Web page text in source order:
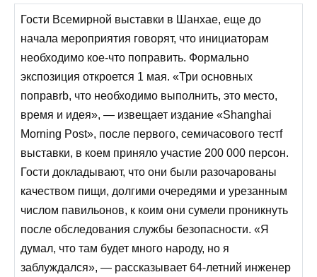
Гости Всемирной выставки в Шанхае, еще до
начала мероприятия говорят, что инициаторам
необходимо кое-что поправить. Формально
экспозиция откроется 1 мая. «Три основных
поправrb, что необходимо выполнить, это место,
время и идея», — извещает издание «Shanghai
Morning Post», после первого, семичасового тестf
выставки, в коем приняло участие 200 000 персон.
Гости докладывают, что они были разочарованы
качеством пищи, долгими очередями и урезанным
числом павильонов, к коим они сумели проникнуть
после обследования службы безопасности. «Я
думал, что там будет много народу, но я
заблуждался», — рассказывает64-летний инженер